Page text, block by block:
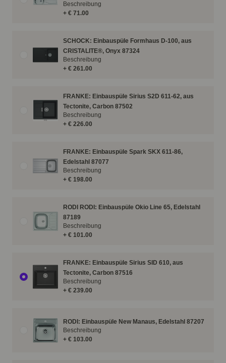
+ € 71.00
Beschreibung
SCHOCK: Einbauspüle Formhaus D-100, aus
CRISTALITE®, Onyx 87324
+ € 261.00
Beschreibung
FRANKE: Einbauspüle Sirius S2D 611-62, aus
Tectonite, Carbon 87502
+ € 226.00
Beschreibung
FRANKE: Einbauspüle Spark SKX 611-86,
Edelstahl 87077
+ € 198.00
Beschreibung
RODI RODI: Einbauspüle Okio Line 65, Edelstahl
87189
+ € 101.00
Beschreibung
FRANKE: Einbauspüle Sirius SID 610, aus
Tectonite, Carbon 87516
+ € 239.00
Beschreibung
RODI: Einbauspüle New Manaus, Edelstahl 87207
+ € 103.00
Beschreibung